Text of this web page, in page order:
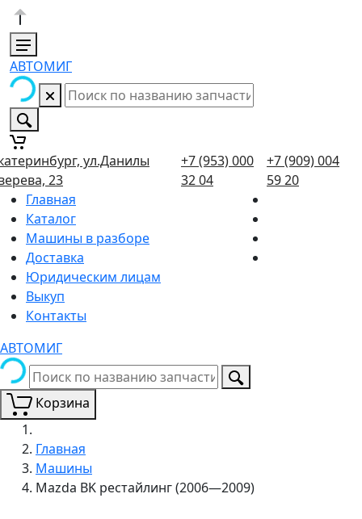
АВТОМИГ
ул.Данилы
23
+7 (953) 000
32 04
+7 (909) 004
59 20
Главная
Каталог
Машины в разборе
Доставка
Юридическим лицам
Выкуп
Контакты
АВТОМИГ
Корзина
Главная
Машины
Mazda BK рестайлинг (2006—2009)